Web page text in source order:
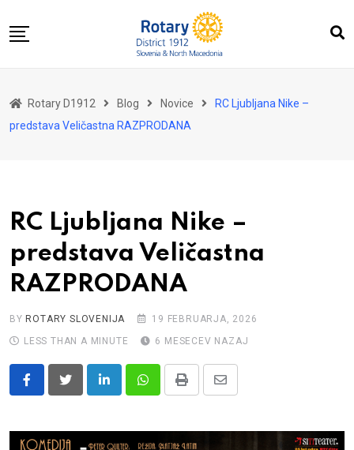
to
O nas
Kontakt
Rotary D1912 Blog Novice
RC Ljubljana Nike –
predstava Veličastna RAZPRODANA
RC Ljubljana Nike –
predstava Veličastna
RAZPRODANA
BY ROTARY SLOVENIJA
19 FEBRUARJA, 2026
LESS THAN A MINUTE
6 MESECEV NAZAJ
LinkedInWhatsappPrint
Share
Email